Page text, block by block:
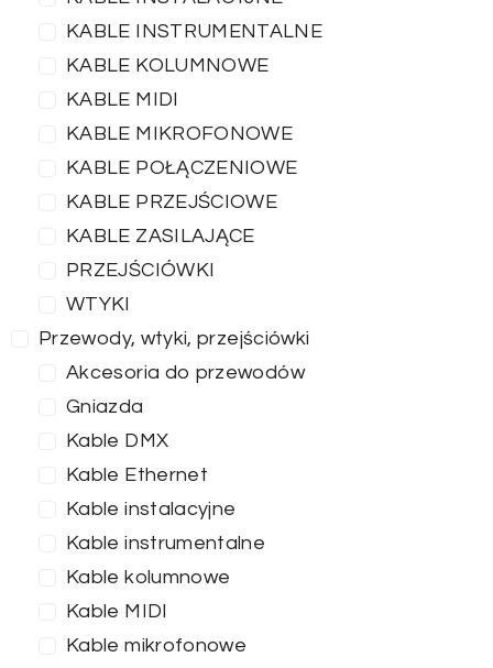
KABLE INSTRUMENTALNE
KABLE KOLUMNOWE
KABLE MIDI
KABLE MIKROFONOWE
KABLE POŁĄCZENIOWE
KABLE PRZEJŚCIOWE
KABLE ZASILAJĄCE
PRZEJŚCIÓWKI
WTYKI
Przewody, wtyki, przejściówki
Akcesoria do przewodów
Gniazda
Kable DMX
Kable Ethernet
Kable instalacyjne
Kable instrumentalne
Kable kolumnowe
Kable MIDI
Kable mikrofonowe